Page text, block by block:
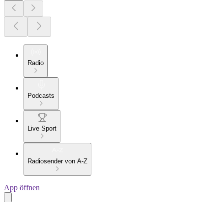
Radio
Podcasts
Live Sport
Radiosender von A-Z
App öffnen